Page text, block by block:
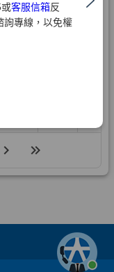
客服信箱反
詢專線，以免權